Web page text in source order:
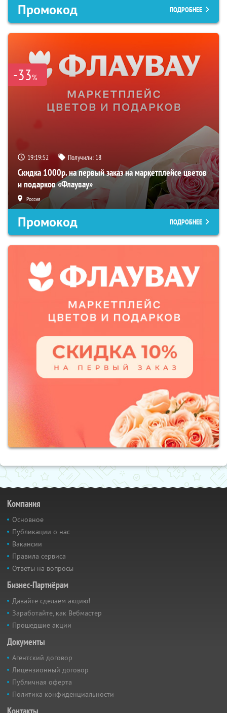
Промокод ПОДРОБНЕЕ
-33%
19:19:51 Получили: 18
Скидка 1000р. на первый заказ на маркетплейсе цветов
и подарков «Флаувау»
Россия
Промокод ПОДРОБНЕЕ
Компания
Основное
Публикации о нас
Вакансии
Правила сервиса
Ответы на вопросы
Бизнес-Партнёрам
Давайте сделаем акцию!
Заработайте, как Вебмастер
Прошедшие акции
Документы
Агентский договор
Лицензионный договор
Публичная оферта
Политика конфиденциальности